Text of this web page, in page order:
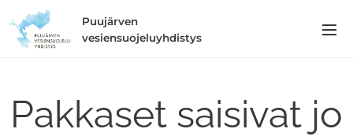
Puujärven
vesiensuojeluyhdistys
Pakkaset saisivat jo